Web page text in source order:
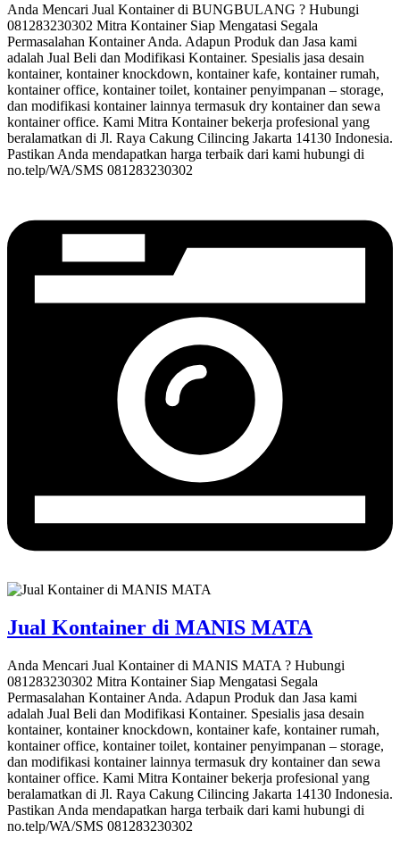
Anda Mencari Jual Kontainer di BUNGBULANG ? Hubungi
081283230302 Mitra Kontainer Siap Mengatasi Segala
Permasalahan Kontainer Anda. Adapun Produk dan Jasa kami
adalah Jual Beli dan Modifikasi Kontainer. Spesialis jasa desain
kontainer, kontainer knockdown, kontainer kafe, kontainer rumah,
kontainer office, kontainer toilet, kontainer penyimpanan – storage,
dan modifikasi kontainer lainnya termasuk dry kontainer dan sewa
kontainer office. Kami Mitra Kontainer bekerja profesional yang
beralamatkan di Jl. Raya Cakung Cilincing Jakarta 14130 Indonesia.
Pastikan Anda mendapatkan harga terbaik dari kami hubungi di
no.telp/WA/SMS 081283230302
Jual Kontainer di MANIS MATA
Anda Mencari Jual Kontainer di MANIS MATA ? Hubungi
081283230302 Mitra Kontainer Siap Mengatasi Segala
Permasalahan Kontainer Anda. Adapun Produk dan Jasa kami
adalah Jual Beli dan Modifikasi Kontainer. Spesialis jasa desain
kontainer, kontainer knockdown, kontainer kafe, kontainer rumah,
kontainer office, kontainer toilet, kontainer penyimpanan – storage,
dan modifikasi kontainer lainnya termasuk dry kontainer dan sewa
kontainer office. Kami Mitra Kontainer bekerja profesional yang
beralamatkan di Jl. Raya Cakung Cilincing Jakarta 14130 Indonesia.
Pastikan Anda mendapatkan harga terbaik dari kami hubungi di
no.telp/WA/SMS 081283230302